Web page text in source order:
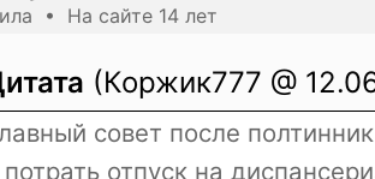
• На сайте 14 лет
(Коржик777 @
совет после
потрать отпуск на